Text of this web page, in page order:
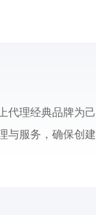
理经典品牌为
与服务，确保创